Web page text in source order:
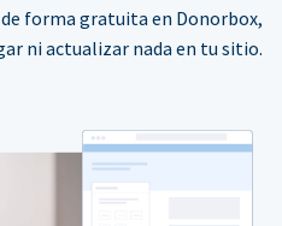
forma gratuita en Donorbox,
ni actualizar nada en tu sitio.